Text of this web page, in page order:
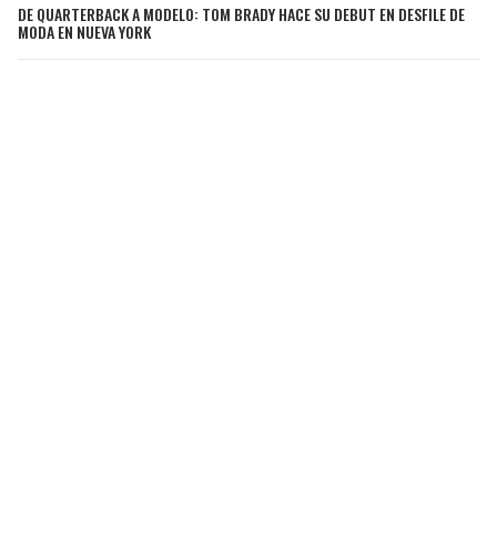
DE QUARTERBACK A MODELO: TOM BRADY HACE SU DEBUT EN DESFILE DE
MODA EN NUEVA YORK